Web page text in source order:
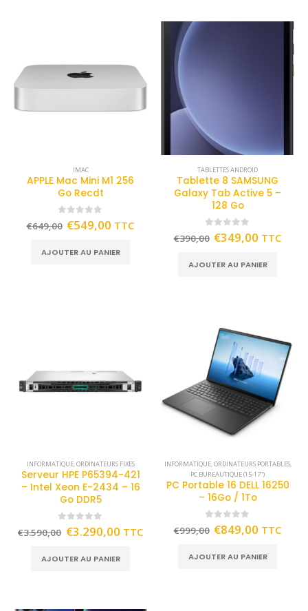
IMAC
APPLE Mac Mini M1 256
Go Recdt
out of 5
€649,00 €549,00 TTC
AJOUTER AU PANIER
TABLETTES ANDROID
Tablette 8 SAMSUNG
Galaxy Tab Active 5 –
128 Go
out of 5
€390,00 €349,00 TTC
AJOUTER AU PANIER
INFORMATIQUE,ORDINATEURS FIXES
Serveur HPE P65394-421
– Intel Xeon E-2434 – 16
Go DDR5
out of 5
€3.590,00 €3.290,00 TTC
AJOUTER AU PANIER
INFORMATIQUE,ORDINATEURS PORTABLES,
PC BUREAUTIQUE (15-17")
PC Portable 16 DELL 16250
– 16Go / 1To
out of 5
€999,00 €849,00 TTC
AJOUTER AU PANIER